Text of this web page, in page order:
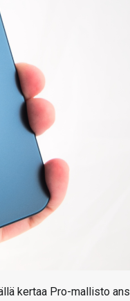
kertaa Pro-mallisto